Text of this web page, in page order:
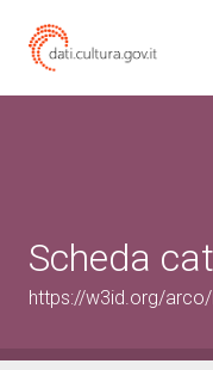
Scheda
https://w3id.org/